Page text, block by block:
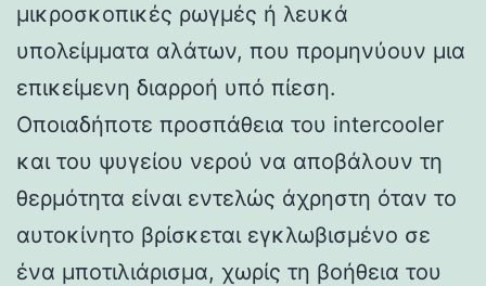
μικροσκοπικές ρωγμές ή λευκά
υπολείμματα αλάτων, που προμηνύουν μια
επικείμενη διαρροή υπό πίεση.
Οποιαδήποτε προσπάθεια του intercooler
και του ψυγείου νερού να αποβάλουν τη
θερμότητα είναι εντελώς άχρηστη όταν το
αυτοκίνητο βρίσκεται εγκλωβισμένο σε
ένα μποτιλιάρισμα, χωρίς τη βοήθεια του